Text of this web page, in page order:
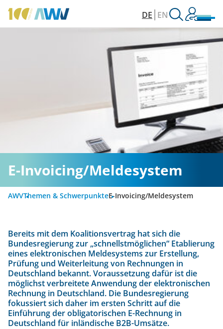
DE EN
E-Invoicing/Meldesystem
AWVThemen & SchwerpunkteE-Invoicing/Meldesystem
Bereits mit dem Koalitionsvertrag hat sich die
Bundesregierung zur „schnellstmöglichen“ Etablierung
eines elektronischen Meldesystems zur Erstellung,
Prüfung und Weiterleitung von Rechnungen in
Deutschland bekannt. Voraussetzung dafür ist die
möglichst verbreitete Anwendung der elektronischen
Rechnung in Deutschland. Die Bundesregierung
fokussiert sich daher im ersten Schritt auf die
Einführung der obligatorischen E-Rechnung in
Deutschland für inländische B2B-Umsätze.